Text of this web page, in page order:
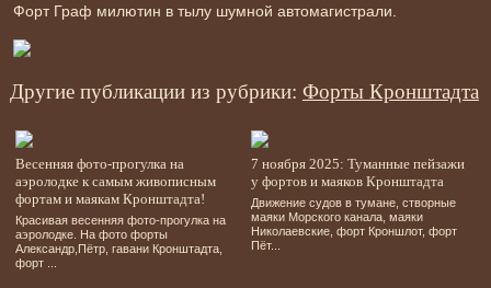
Форт Граф милютин в тылу шумной автомагистрали.
Другие публикации из рубрики: Форты Кронштадта
Весенняя фото-прогулка на
аэролодке к самым живописным
фортам и маякам Кронштадта!
Красивая весенняя фото-прогулка на
аэролодке. На фото форты
Александр,Пётр, гавани Кронштадта,
форт ...
7 ноября 2025: Туманные пейзажи
у фортов и маяков Кронштадта
Движение судов в тумане, створные
маяки Морского канала, маяки
Николаевские, форт Кроншлот, форт
Пёт...